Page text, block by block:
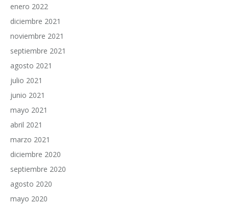
enero 2022
diciembre 2021
noviembre 2021
septiembre 2021
agosto 2021
julio 2021
junio 2021
mayo 2021
abril 2021
marzo 2021
diciembre 2020
septiembre 2020
agosto 2020
mayo 2020